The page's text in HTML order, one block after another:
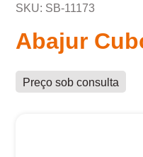
SKU: SB-11173
Abajur
Preço sob consulta
+55